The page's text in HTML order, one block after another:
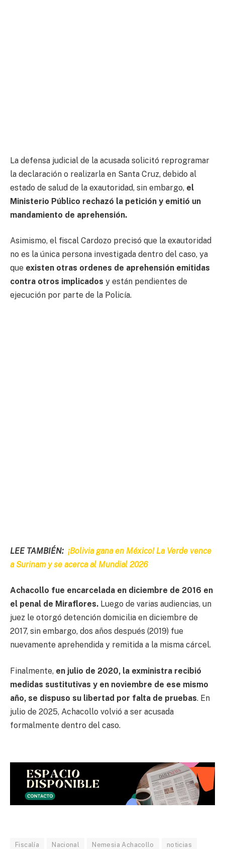
La defensa judicial de la acusada solicitó reprogramar
la declaración o realizarla en Santa Cruz, debido al
estado de salud de la exautoridad, sin embargo, el
Ministerio Público rechazó la petición y emitió un
mandamiento de aprehensión.
Asimismo, el fiscal Cardozo precisó que la exautoridad
no es la única persona investigada dentro del caso, ya
que existen otras ordenes de aprehensión emitidas
contra otros implicados y están pendientes de
ejecución por parte de la Policía.
LEE TAMBIÉN: ¡Bolivia gana en México! La Verde vence
a Surinam y se acerca al Mundial 2026
Achacollo fue encarcelada en diciembre de 2016 en
el penal de Miraflores. Luego de varias audiencias, un
juez le otorgó detención domicilia en diciembre de
2017, sin embargo, dos años después (2019) fue
nuevamente aprehendida y remitida a la misma cárcel.
Finalmente, en julio de 2020, la exministra recibió
medidas sustitutivas y en noviembre de ese mismo
año, se dispuso su libertad por falta de pruebas. En
julio de 2025, Achacollo volvió a ser acusada
formalmente dentro del caso.
Fiscalía Nacional Nemesia Achacollo noticias